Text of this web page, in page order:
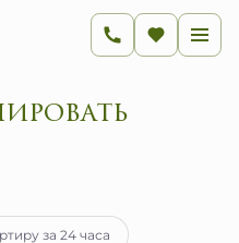
до
7 020 500 руб.